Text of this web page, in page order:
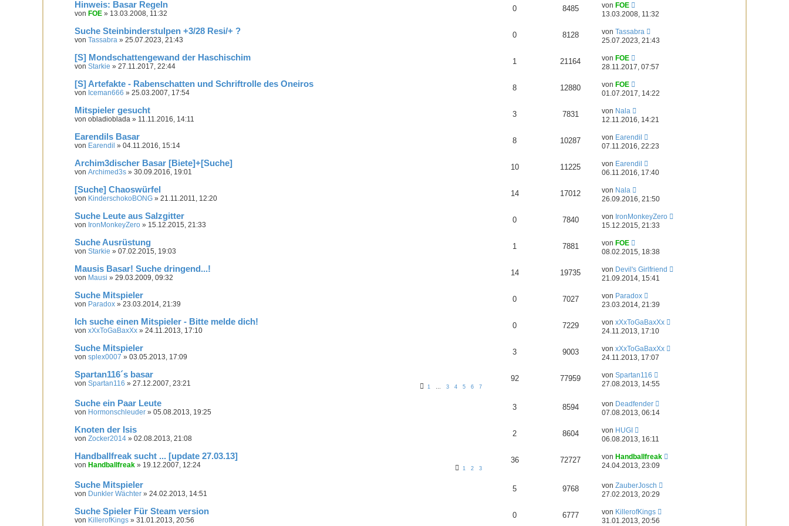
Hinweis: Basar Regeln
vonFOE » 13.03.2008, 11:32
0 8485 von FOE
13.03.2008, 11:32
Suche Steinbinderstulpen +3/28 Resi/+ ?
vonTassabra » 25.07.2023, 21:43
0 8128 von Tassabra
25.07.2023, 21:43
[S] Mondschattengewand der Haschischim
vonStarkie » 27.11.2017, 22:44
1 21164 von FOE
28.11.2017, 07:57
[S] Artefakte - Rabenschatten und Schriftrolle des Oneiros
von Iceman666 » 25.03.2007, 17:54
8 12880 von FOE
01.07.2017, 14:22
Mitspieler gesucht
vonobladioblada » 11.11.2016, 14:11
3 7831 von Nala
12.11.2016, 14:21
Earendils Basar
von Earendil » 04.11.2016, 15:14
8 10287 von Earendil
07.11.2016, 22:23
Archim3discher Basar [Biete]+[Suche]
vonArchimed3s » 30.09.2016, 19:01
10 11225 von Earendil
06.11.2016, 17:40
[Suche] Chaoswürfel
von KinderschokoBONG » 21.11.2011, 12:20
14 17012 von Nala
26.09.2016, 21:50
Suche Leute aus Salzgitter
von IronMonkeyZero » 15.12.2015, 21:33
0 7840 von IronMonkeyZero
15.12.2015, 21:33
Suche Ausrüstung
vonStarkie » 07.02.2015, 19:03
1 7881 von FOE
08.02.2015, 18:38
Mausis Basar! Suche dringend...!
von Mausi » 29.03.2009, 09:32
14 19735 von Devil's Girlfriend
21.09.2014, 15:41
Suche Mitspieler
von Paradox » 23.03.2014, 21:39
0 7027 von Paradox
23.03.2014, 21:39
Ich suche einen Mitspieler - Bitte melde dich!
vonxXxToGaBaxXx » 24.11.2013, 17:10
0 7229 von xXxToGaBaxXx
24.11.2013, 17:10
Suche Mitspieler
vonsplex0007 » 03.05.2013, 17:09
3 9003 von xXxToGaBaxXx
24.11.2013, 17:07
Spartan116´s basar
vonSpartan116 » 27.12.2007, 23:21 1 … 3 4 5 6 7
92 77959 von Spartan116
27.08.2013, 14:55
Suche ein Paar Leute
von Hormonschleuder » 05.08.2013, 19:25
3 8594 von Deadfender
07.08.2013, 06:14
Knoten der Isis
vonZocker2014 » 02.08.2013, 21:08
2 8604 von HUGI
06.08.2013, 16:11
Handballfreak sucht ... [update 27.03.13]
vonHandballfreak » 19.12.2007, 12:24 1 2 3
36 72727 von Handballfreak
24.04.2013, 23:09
Suche Mitspieler
von Dunkler Wächter » 24.02.2013, 14:51
5 9768 von ZauberJosch
27.02.2013, 20:29
Suche Spieler Für Steam version
von KillerofKings » 31.01.2013, 20:56
0 6777 von KillerofKings
31.01.2013, 20:56